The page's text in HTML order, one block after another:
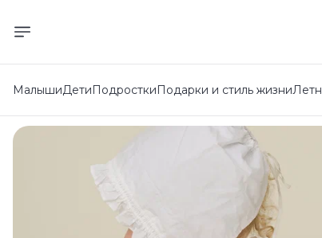
МалышиДетиПодросткиПодарки и стиль жизни